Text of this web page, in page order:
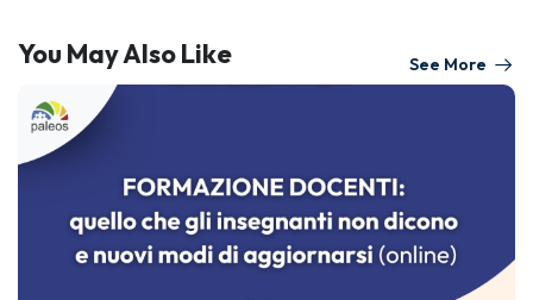
You May Also Like See More